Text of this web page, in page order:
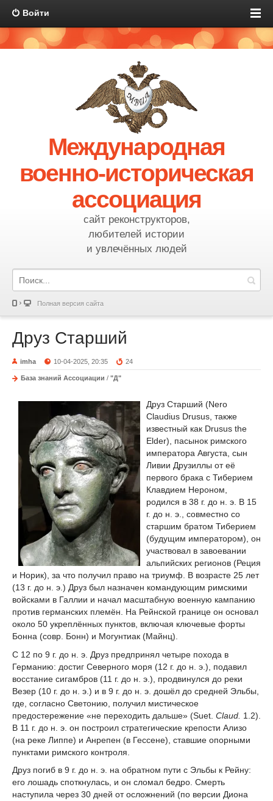
Войти
Международная
военно-историческая
ассоциация
сайт реконструкторов,
любителей истории
и увлечённых людей
Полная версия сайта
Друз Старший
imha 10-04-2025, 20:35 24
База знаний Ассоциации / "Д"
Друз Старший (Nero
Claudius Drusus, также
известный как Drusus the
Elder), пасынок римского
императора Августа, сын
Ливии Друзиллы от её
первого брака с Тиберием
Клавдием Нероном,
родился в 38 г. до н. э. В 15
г. до н. э., совместно со
старшим братом Тиберием
(будущим императором), он
участвовал в завоевании
альпийских регионов (Реция
и Норик), за что получил право на триумф. В возрасте 25 лет
(13 г. до н. э.) Друз был назначен командующим римскими
войсками в Галлии и начал масштабную военную кампанию
против германских племён. На Рейнской границе он основал
около 50 укреплённых пунктов, включая ключевые форты
Бонна (совр. Бонн) и Могунтиак (Майнц).
С 12 по 9 г. до н. э. Друз предпринял четыре похода в
Германию: достиг Северного моря (12 г. до н. э.), подавил
восстание сигамбров (11 г. до н. э.), продвинулся до реки
Везер (10 г. до н. э.) и в 9 г. до н. э. дошёл до средней Эльбы,
где, согласно Светонию, получил мистическое
предостережение «не переходить дальше» (Suet. Claud. 1.2).
В 11 г. до н. э. он построил стратегические крепости Ализо
(на реке Липпе) и Анрепен (в Гессене), ставшие опорными
пунктами римского контроля.
Друз погиб в 9 г. до н. э. на обратном пути с Эльбы к Рейну:
его лошадь споткнулась, и он сломал бедро. Смерть
наступила через 30 дней от осложнений (по версии Диона